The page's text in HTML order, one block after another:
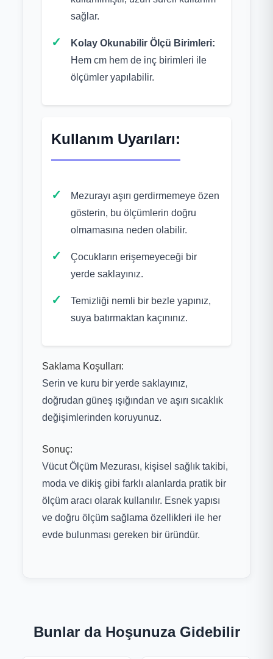
sağlar.
Kolay Okunabilir Ölçü Birimleri:
Hem cm hem de inç birimleri ile
ölçümler yapılabilir.
Kullanım Uyarıları:
Mezurayı aşırı gerdirmemeye özen
gösterin, bu ölçümlerin doğru
olmamasına neden olabilir.
Çocukların erişemeyeceği bir
yerde saklayınız.
Temizliği nemli bir bezle yapınız,
suya batırmaktan kaçınınız.
Saklama Koşulları:
Serin ve kuru bir yerde saklayınız,
doğrudan güneş ışığından ve aşırı sıcaklık
değişimlerinden koruyunuz.
Sonuç:
Vücut Ölçüm Mezurası, kişisel sağlık takibi,
moda ve dikiş gibi farklı alanlarda pratik bir
ölçüm aracı olarak kullanılır. Esnek yapısı
ve doğru ölçüm sağlama özellikleri ile her
evde bulunması gereken bir üründür.
Bunlar da Hoşunuza Gidebilir